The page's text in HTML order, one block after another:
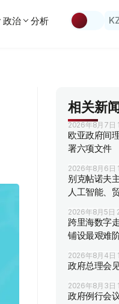
政治 分析
相关新闻
2026年8月7日
欧亚政府间
署六项文件
2026年8月6日
别克帖诺夫
人工智能、
2026年8月5日
跨里海数字
铺设最艰难
2026年8月4日
政府总理会
2026年8月3日
政府例行会